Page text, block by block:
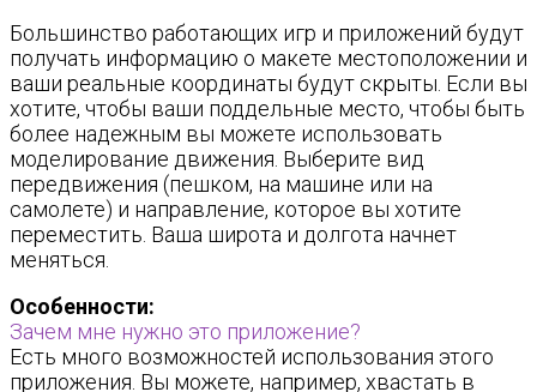
Большинство работающих игр и приложений будут
получать информацию о макете местоположении и
ваши реальные координаты будут скрыты. Если вы
хотите, чтобы ваши поддельные место, чтобы быть
более надежным вы можете использовать
моделирование движения. Выберите вид
передвижения (пешком, на машине или на
самолете) и направление, которое вы хотите
переместить. Ваша широта и долгота начнет
меняться.
Особенности:
Зачем мне нужно это приложение?
Есть много возможностей использования этого
приложения. Вы можете, например, хвастать в